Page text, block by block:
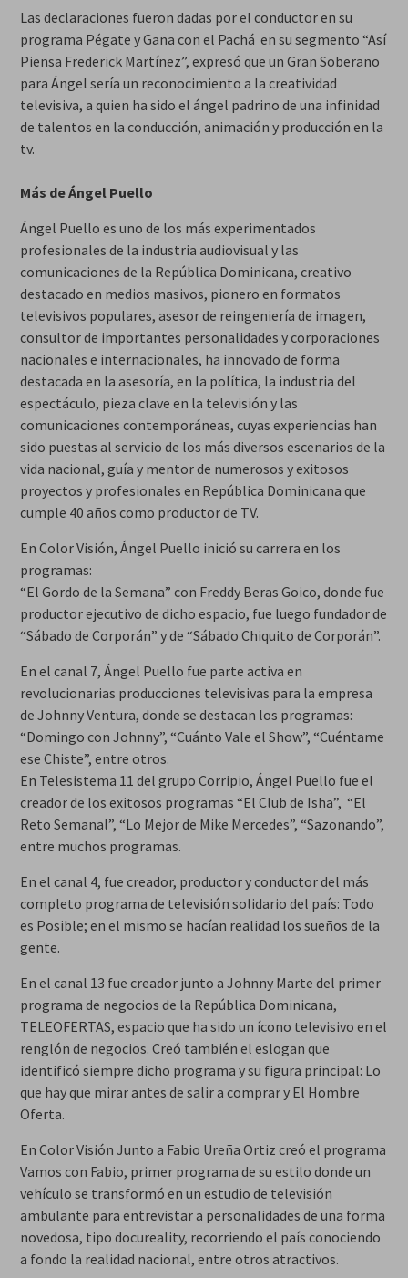
Las declaraciones fueron dadas por el conductor en su
programa Pégate y Gana con el Pachá en su segmento “Así
Piensa Frederick Martínez”, expresó que un Gran Soberano
para Ángel sería un reconocimiento a la creatividad
televisiva, a quien ha sido el ángel padrino de una infinidad
de talentos en la conducción, animación y producción en la
tv.
Más de Ángel Puello
Ángel Puello es uno de los más experimentados
profesionales de la industria audiovisual y las
comunicaciones de la República Dominicana, creativo
destacado en medios masivos, pionero en formatos
televisivos populares, asesor de reingeniería de imagen,
consultor de importantes personalidades y corporaciones
nacionales e internacionales, ha innovado de forma
destacada en la asesoría, en la política, la industria del
espectáculo, pieza clave en la televisión y las
comunicaciones contemporáneas, cuyas experiencias han
sido puestas al servicio de los más diversos escenarios de la
vida nacional, guía y mentor de numerosos y exitosos
proyectos y profesionales en República Dominicana que
cumple 40 años como productor de TV.
En Color Visión, Ángel Puello inició su carrera en los
programas:
“El Gordo de la Semana” con Freddy Beras Goico, donde fue
productor ejecutivo de dicho espacio, fue luego fundador de
“Sábado de Corporán” y de “Sábado Chiquito de Corporán”.
En el canal 7, Ángel Puello fue parte activa en
revolucionarias producciones televisivas para la empresa
de Johnny Ventura, donde se destacan los programas:
“Domingo con Johnny”, “Cuánto Vale el Show”, “Cuéntame
ese Chiste”, entre otros.
En Telesistema 11 del grupo Corripio, Ángel Puello fue el
creador de los exitosos programas “El Club de Isha”, “El
Reto Semanal”, “Lo Mejor de Mike Mercedes”, “Sazonando”,
entre muchos programas.
En el canal 4, fue creador, productor y conductor del más
completo programa de televisión solidario del país: Todo
es Posible; en el mismo se hacían realidad los sueños de la
gente.
En el canal 13 fue creador junto a Johnny Marte del primer
programa de negocios de la República Dominicana,
TELEOFERTAS, espacio que ha sido un ícono televisivo en el
renglón de negocios. Creó también el eslogan que
identificó siempre dicho programa y su figura principal: Lo
que hay que mirar antes de salir a comprar y El Hombre
Oferta.
En Color Visión Junto a Fabio Ureña Ortiz creó el programa
Vamos con Fabio, primer programa de su estilo donde un
vehículo se transformó en un estudio de televisión
ambulante para entrevistar a personalidades de una forma
novedosa, tipo docureality, recorriendo el país conociendo
a fondo la realidad nacional, entre otros atractivos.